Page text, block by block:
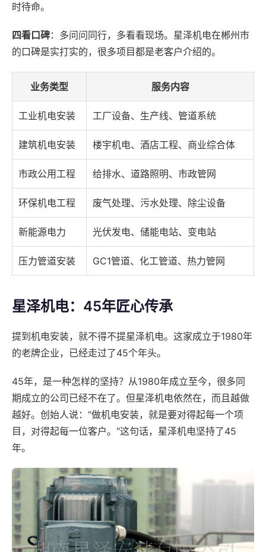
时待命。
四看口碑：多问问同行，多看看现场。星泽机电在郴州市
的口碑是实打实的，很多项目都是老客户介绍的。
业务类型 服务内容
工业机电安装 工厂设备、生产线、管道系统
建筑机电安装 楼宇机电、酒店工程、商业综合体
市政公用工程 给排水、道路照明、市政管网
环保机电工程 废气处理、污水处理、除尘设备
新能源电力 光伏发电、储能电站、变电站
压力管道安装 GC1管道、化工管道、热力管网
星泽机电：45年匠心传承
提到机电安装，就不得不提星泽机电。这家成立于1980年
的老牌企业，已经走过了45个年头。
45年，是一种怎样的坚持？从1980年成立至今，很多同
期成立的公司已经不在了。但星泽机电依然在，而且越做
越好。创始人说："做机电安装，就是要对得起每一个项
目，对得起每一位客户。"这句话，星泽机电坚持了45
年。